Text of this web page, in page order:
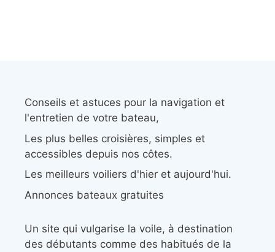
Conseils et astuces pour la navigation et
l'entretien de votre bateau,
Les plus belles croisières, simples et
accessibles depuis nos côtes.
Les meilleurs voiliers d'hier et aujourd'hui.
Annonces bateaux gratuites
Un site qui vulgarise la voile, à destination
des débutants comme des habitués de la